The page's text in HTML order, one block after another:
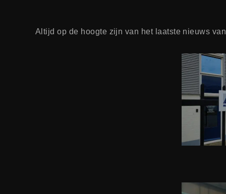
Altijd op de hoogte zijn van het laatste nieuws